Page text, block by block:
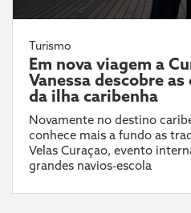
Turismo
Em nova viagem a
Vanessa descobre
da ilha caribenha
Novamente no destino
conhece mais a fundo as
Velas Curaçao, evento
grandes navios-escola